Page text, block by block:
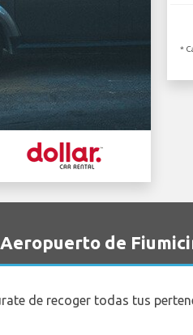
*
de
de recoger todas tus